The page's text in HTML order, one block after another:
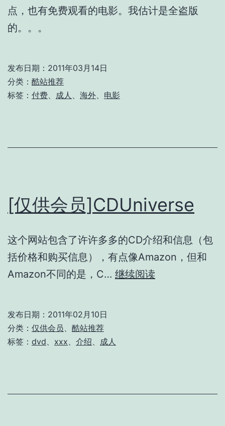
点，也有免费观看的电影。我估计是全盗版
的。。。
发布日期： 2011年03月14日
分类： 酷站推荐
标签： 付费 成人 海外 电影
[仅供会员]CDUniverse
这个网站包含了许许多多的CD介绍和信息（包
括价格和购买信息），有点像Amazon，但和
Amazon不同的是，C… 继续阅读
发布日期： 2011年02月10日
分类： 仅供会员
酷站推荐
标签： dvd xxx 介绍 成人